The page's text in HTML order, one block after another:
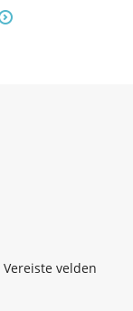
Vereiste velden